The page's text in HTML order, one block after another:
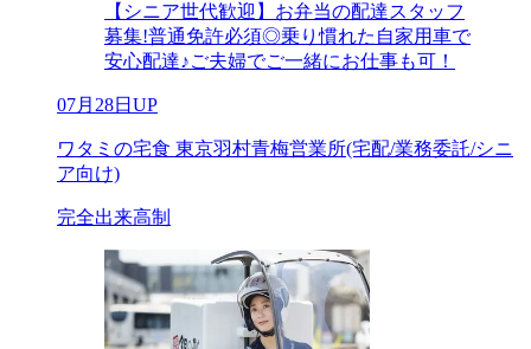
【シニア世代歓迎】お弁当の配達スタッフ
募集!普通免許必須◎乗り慣れた自家用車で
安心配達♪ご夫婦でご一緒にお仕事も可！
07月28日UP
ワタミの宅食 東京羽村青梅営業所(宅配/業務委託/シニ
ア向け)
完全出来高制